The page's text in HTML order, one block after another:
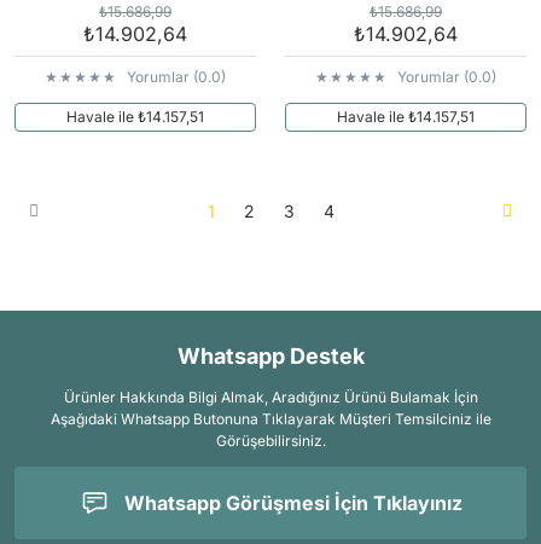
₺15.686,99
₺14.902,64
Yorumlar (0.0)
Havale ile ₺14.157,51
₺15.686,99
₺14.902,64
Yorumlar (0.0)
Havale ile ₺14.157,51
1 2 3 4
Whatsapp Destek
Ürünler Hakkında Bilgi Almak, Aradığınız Ürünü Bulamak İçin
Aşağıdaki Whatsapp Butonuna Tıklayarak Müşteri Temsilciniz ile
Görüşebilirsiniz.
Whatsapp Görüşmesi İçin Tıklayınız